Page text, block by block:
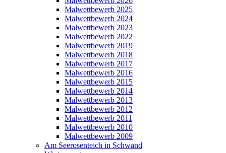
Malwettbewerb 2025
Malwettbewerb 2024
Malwettbewerb 2023
Malwettbewerb 2022
Malwettbewerb 2019
Malwettbewerb 2018
Malwettbewerb 2017
Malwettbewerb 2016
Malwettbewerb 2015
Malwettbewerb 2014
Malwettbewerb 2013
Malwettbewerb 2012
Malwettbewerb 2011
Malwettbewerb 2010
Malwettbewerb 2009
Am Seerosenteich in Schwand